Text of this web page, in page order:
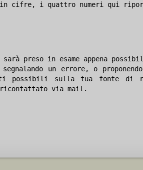
cifre, i quattro numeri qui
preso in esame appena
un errore, o
possibili sulla tua fonte di
via mail.